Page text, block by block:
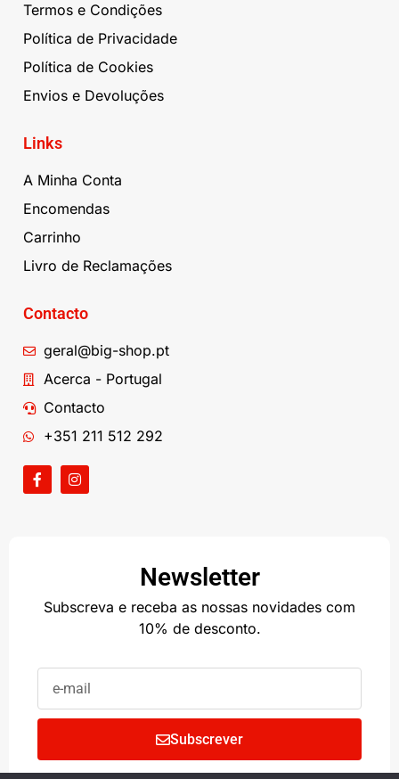
Termos e Condições
Política de Privacidade
Política de Cookies
Envios e Devoluções
Links
A Minha Conta
Encomendas
Carrinho
Livro de Reclamações
Contacto
geral@big-shop.pt
Acerca - Portugal
Contacto
+351 211 512 292
Newsletter
Subscreva e receba as nossas novidades com
10% de desconto.
Subscrever